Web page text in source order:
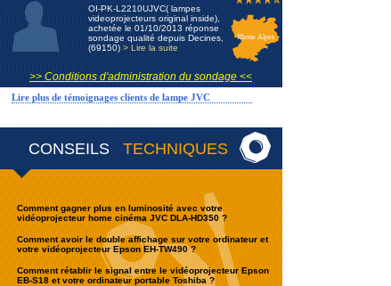
CONSEILS TECHNIQUES
Comment gagner plus en luminosité avec votre
vidéoprojecteur home cinéma JVC DLA-HD350 ?
Comment avoir le double affichage sur votre ordinateur et
votre vidéoprojecteur Epson EH-TW490 ?
Comment rétablir le signal entre le vidéoprojecteur Epson
EB-S18 et votre ordinateur portable Toshiba ?
OI-PK-L2210UJVC( lampes
videoprojecteurs original inside),
achetée le 01/10/2013 réponse
sondage qualité depuis Decines,
(69150) > Lire la suite
Rhone Alpes
>> Conditions d'administration du sondage <<
Lire plus de témoignages clients de lampe JVC